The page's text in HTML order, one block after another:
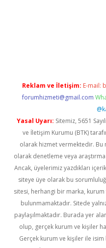
Reklam ve İletişim: E-mail:
forumhizmeti@gmail.com
Yasal Uyarı: Sitemiz, 5651
ve İletişim Kurumu (BTK)
olarak hizmet vermektedir.
olarak denetleme veya
Ancak, üyelerimiz yazdıkları
siteye üye olarak bu
sitesi, herhangi bir marka, kurum
bulunmamaktadır. Sitede
paylaşılmaktadır. Burada yer
olup, gerçek kurum ve kişiler
Gerçek kurum ve kişiler ile